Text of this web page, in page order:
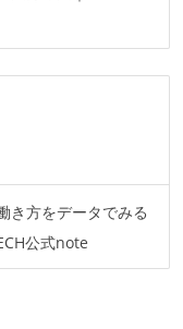
き方をデータでみる
公式note